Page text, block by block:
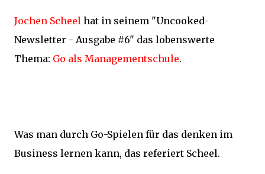
Jochen Scheel hat in seinem "Uncooked-
Newsletter - Ausgabe #6" das lobenswerte
Thema: Go als Managementschule.
Was man durch Go-Spielen für das denken im
Business lernen kann, das referiert Scheel.